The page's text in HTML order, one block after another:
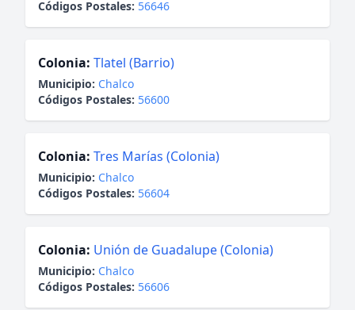
Códigos Postales: 56646
Colonia: Tlatel (Barrio)
Municipio: Chalco
Códigos Postales: 56600
Colonia: Tres Marías (Colonia)
Municipio: Chalco
Códigos Postales: 56604
Colonia: Unión de Guadalupe (Colonia)
Municipio: Chalco
Códigos Postales: 56606